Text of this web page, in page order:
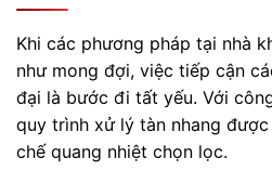
Khi các phương pháp tại nhà
như mong đợi, việc tiếp cận
đại là bước đi tất yếu. Với
quy trình xử lý tàn nhang
chế quang nhiệt chọn lọc.